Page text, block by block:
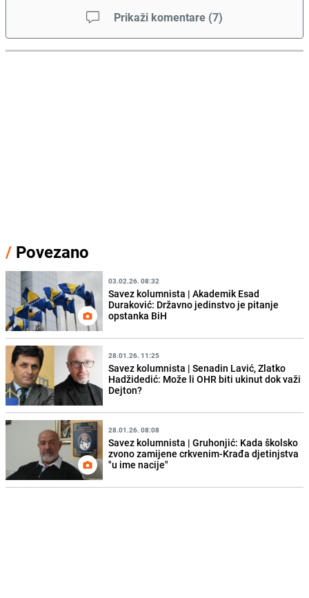
Prikaži komentare (7)
/ Povezano
03.02.26. 08:32
Savez kolumnista | Akademik Esad
Duraković: Državno jedinstvo je pitanje
opstanka BiH
28.01.26. 11:25
Savez kolumnista | Senadin Lavić, Zlatko
Hadžidedić: Može li OHR biti ukinut dok važi
Dejton?
28.01.26. 08:08
Savez kolumnista | Gruhonjić: Kada školsko
zvono zamijene crkvenim-Krađa djetinjstva
"u ime nacije"